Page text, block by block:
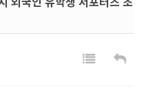
외국인 유학생 서포터즈 초